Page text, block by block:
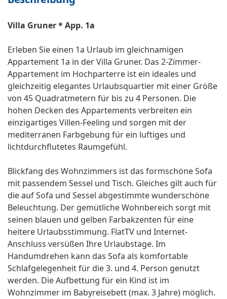
Villa Gruner * App. 1a
Erleben Sie einen 1a Urlaub im gleichnamigen
Appartement 1a in der Villa Gruner. Das 2-Zimmer-
Appartement im Hochparterre ist ein ideales und
gleichzeitig elegantes Urlaubsquartier mit einer Größe
von 45 Quadratmetern für bis zu 4 Personen. Die
hohen Decken des Appartements verbreiten ein
einzigartiges Villen-Feeling und sorgen mit der
mediterranen Farbgebung für ein luftiges und
lichtdurchflutetes Raumgefühl.
Blickfang des Wohnzimmers ist das formschöne Sofa
mit passendem Sessel und Tisch. Gleiches gilt auch für
die auf Sofa und Sessel abgestimmte wunderschöne
Beleuchtung. Der gemütliche Wohnbereich sorgt mit
seinen blauen und gelben Farbakzenten für eine
heitere Urlaubsstimmung. FlatTV und Internet-
Anschluss versüßen Ihre Urlaubstage. Im
Handumdrehen kann das Sofa als komfortable
Schlafgelegenheit für die 3. und 4. Person genutzt
werden. Die Aufbettung für ein Kind ist im
Wohnzimmer im Babyreisebett (max. 3 Jahre) möglich.